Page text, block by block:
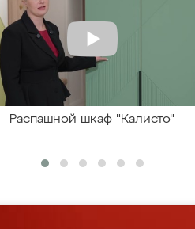
Распашной шкаф "Калисто"